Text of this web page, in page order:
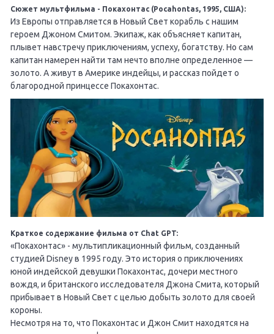
Сюжет мультфильма - Покахонтас (Pocahontas, 1995, США):
Из Европы отправляется в Новый Свет корабль с нашим
героем Джоном Смитом. Экипаж, как объясняет капитан,
плывет навстречу приключениям, успеху, богатству. Но сам
капитан намерен найти там нечто вполне определенное —
золото. А живут в Америке индейцы, и рассказ пойдет о
благородной принцессе Покахонтас.
Краткое содержание фильма от Chat GPT:
«Покахонтас» - мультипликационный фильм, созданный
студией Disney в 1995 году. Это история о приключениях
юной индейской девушки Покахонтас, дочери местного
вождя, и британского исследователя Джона Смита, который
прибывает в Новый Свет с целью добыть золото для своей
короны.
Несмотря на то, что Покахонтас и Джон Смит находятся на